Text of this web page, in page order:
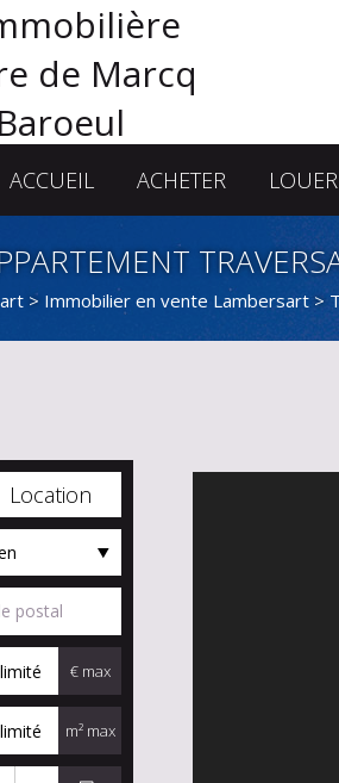
ACCUEIL ACHETER LOUER
> Immobilier en vente Lambersart >
Location
€ max
m² max